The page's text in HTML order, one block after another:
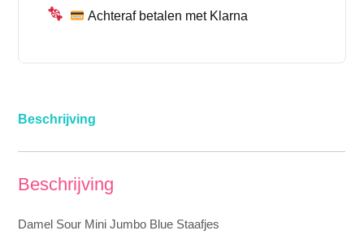
Achteraf betalen met Klarna
Beschrijving
Beschrijving
Damel Sour Mini Jumbo Blue Staafjes